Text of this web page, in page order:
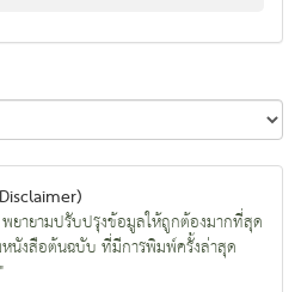
ยายามปรับปรุงข้อมูลให้ถูกต้องมากที่สุด
นังสือต้นฉบับ ที่มีการพิมพ์ครั้งล่าสุด